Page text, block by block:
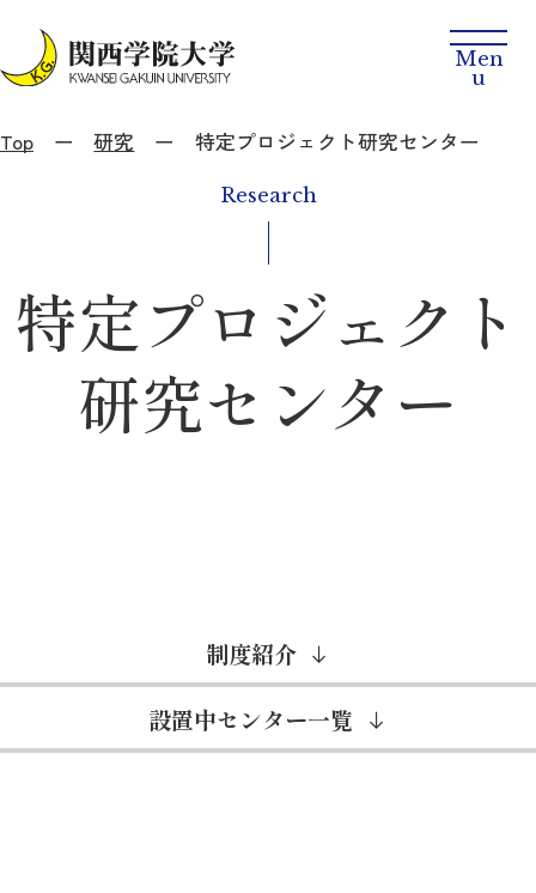
Top 研究 特定プロジェクト研究センター
Research
特定プロジェクト
研究センター
制度紹介
設置中センター一覧